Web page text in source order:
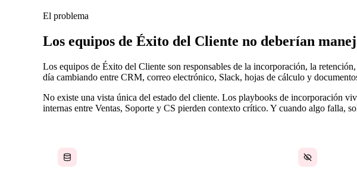
El problema
Los equipos de Éxito del Cliente no deberían
Los equipos de Éxito del Cliente son responsables de la incorporación, la
día cambiando entre CRM, correo electrónico, Slack, hojas de cálculo y
No existe una vista única del estado del cliente. Los playbooks de incorporación
internas entre Ventas, Soporte y CS pierden contexto crítico. Y cuando algo falla,